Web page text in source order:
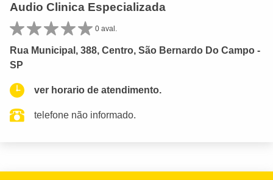
Audio Clinica Especializada
0 aval.
Rua Municipal, 388, Centro, São Bernardo Do Campo -
SP
ver horario de atendimento.
telefone não informado.